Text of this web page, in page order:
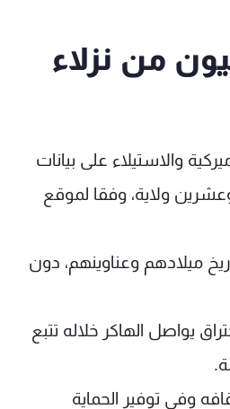
على بيانات تخص 4.5 مليون من نزلاء
والاستيلاء على بيانات
ولاية، وفقا لموقع
ميلادهم وعناوينهم، دون
يواصل الهاكر خلاله تتبع
وفي توفير الحماية